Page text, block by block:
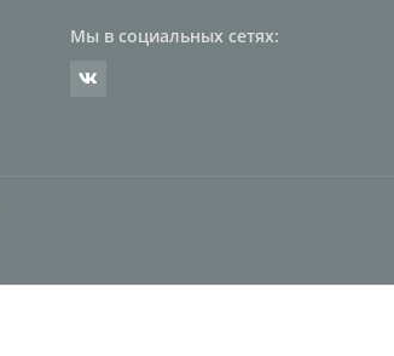
Мы в социальных сетях: